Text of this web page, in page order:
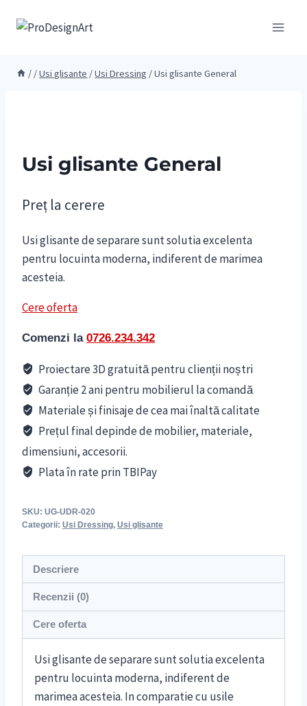
/ /Usi glisante /Usi Dressing /Usi glisante General
Usi glisante General
Preț la cerere
Usi glisante de separare sunt solutia excelenta
pentru locuinta moderna, indiferent de marimea
acesteia.
Cere oferta
Comenzi la 0726.234.342
Proiectare 3D gratuită pentru clienții noștri
Garanție 2 ani pentru mobilierul la comandă
Materiale și finisaje de cea mai înaltă calitate
Prețul final depinde de mobilier, materiale,
dimensiuni, accesorii.
Plata în rate prin TBIPay
SKU: UG-UDR-020
Categorii: Usi Dressing, Usi glisante
Descriere
Recenzii (0)
Cere oferta
Usi glisante de separare sunt solutia excelenta
pentru locuinta moderna, indiferent de
marimea acesteia. In comparatie cu usile